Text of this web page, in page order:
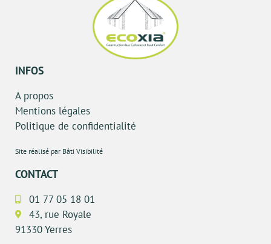
INFOS
A propos
Mentions légales
Politique de confidentialité
Site réalisé par Bâti Visibilité
CONTACT
01 77 05 18 01
43, rue Royale
91330 Yerres